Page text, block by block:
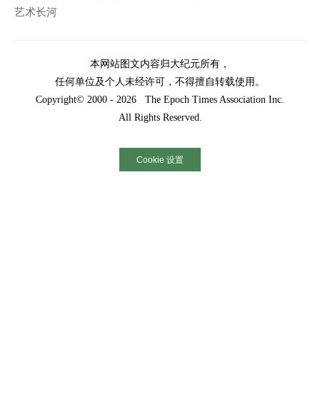
艺术长河
本网站图文内容归大纪元所有，
任何单位及个人未经许可，不得擅自转载使用。
Copyright© 2000 - 2026 The Epoch Times Association Inc.
All Rights Reserved.
Cookie 设置